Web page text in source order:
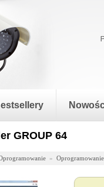
GROUP 64
»